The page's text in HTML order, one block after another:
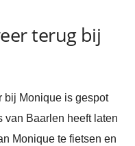
terug bij
bij Monique is gespot
van Baarlen heeft laten
Monique te fietsen en